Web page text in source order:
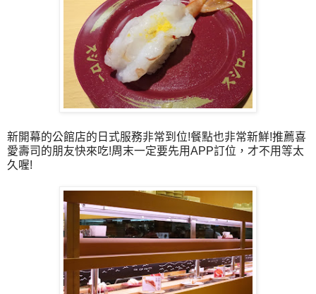
新開幕的公館店的日式服務非常到位!餐點也非常新鮮!推薦喜
愛壽司的朋友快來吃!周末一定要先用APP訂位，才不用等太
久喔!